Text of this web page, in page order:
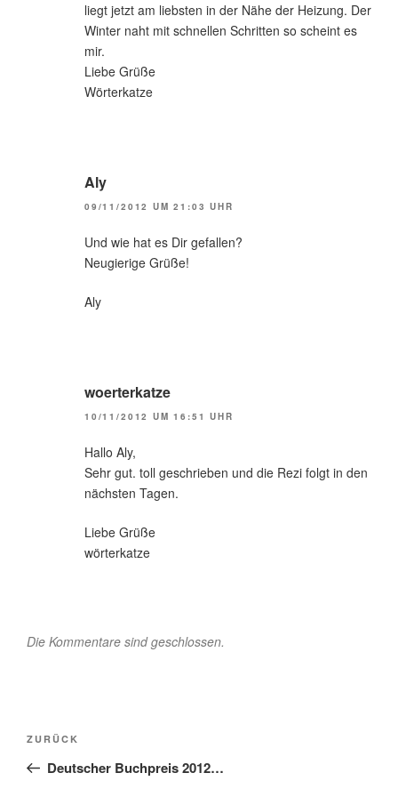
liegt jetzt am liebsten in der Nähe der Heizung. Der
Winter naht mit schnellen Schritten so scheint es
mir.
Liebe Grüße
Wörterkatze
Aly
09/11/2012 UM 21:03 UHR
Und wie hat es Dir gefallen?
Neugierige Grüße!
Aly
woerterkatze
10/11/2012 UM 16:51 UHR
Hallo Aly,
Sehr gut. toll geschrieben und die Rezi folgt in den
nächsten Tagen.
Liebe Grüße
wörterkatze
Die Kommentare sind geschlossen.
Beitragsnavigation
Vorheriger
Beitrag
ZURÜCK
Deutscher Buchpreis 2012…